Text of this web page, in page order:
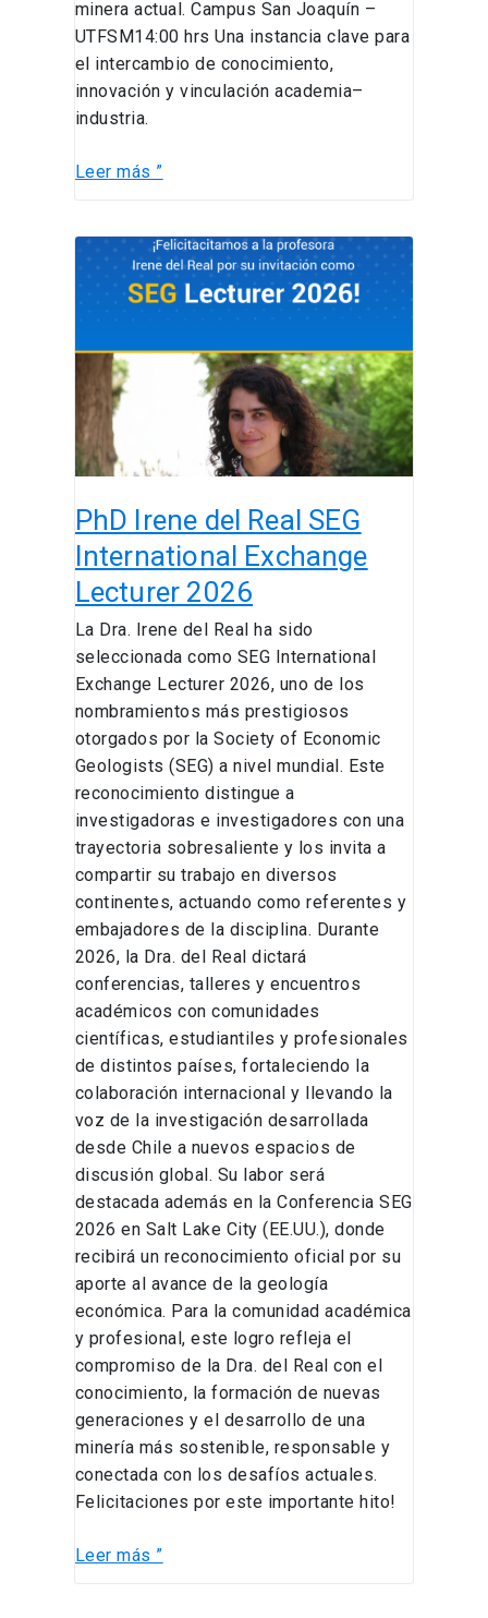
minera actual. Campus San Joaquín –
UTFSM14:00 hrs Una instancia clave para
el intercambio de conocimiento,
innovación y vinculación academia–
industria.
Leer más ”
PhD Irene del Real SEG
International Exchange
Lecturer 2026
La Dra. Irene del Real ha sido
seleccionada como SEG International
Exchange Lecturer 2026, uno de los
nombramientos más prestigiosos
otorgados por la Society of Economic
Geologists (SEG) a nivel mundial. Este
reconocimiento distingue a
investigadoras e investigadores con una
trayectoria sobresaliente y los invita a
compartir su trabajo en diversos
continentes, actuando como referentes y
embajadores de la disciplina. Durante
2026, la Dra. del Real dictará
conferencias, talleres y encuentros
académicos con comunidades
científicas, estudiantiles y profesionales
de distintos países, fortaleciendo la
colaboración internacional y llevando la
voz de la investigación desarrollada
desde Chile a nuevos espacios de
discusión global. Su labor será
destacada además en la Conferencia SEG
2026 en Salt Lake City (EE.UU.), donde
recibirá un reconocimiento oficial por su
aporte al avance de la geología
económica. Para la comunidad académica
y profesional, este logro refleja el
compromiso de la Dra. del Real con el
conocimiento, la formación de nuevas
generaciones y el desarrollo de una
minería más sostenible, responsable y
conectada con los desafíos actuales.
Felicitaciones por este importante hito!
PhD
Irene
del
SEG
International
Exchange
Lecturer
2026
Leer más ”